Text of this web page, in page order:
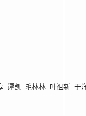
谭凯 毛林林 叶祖新 于